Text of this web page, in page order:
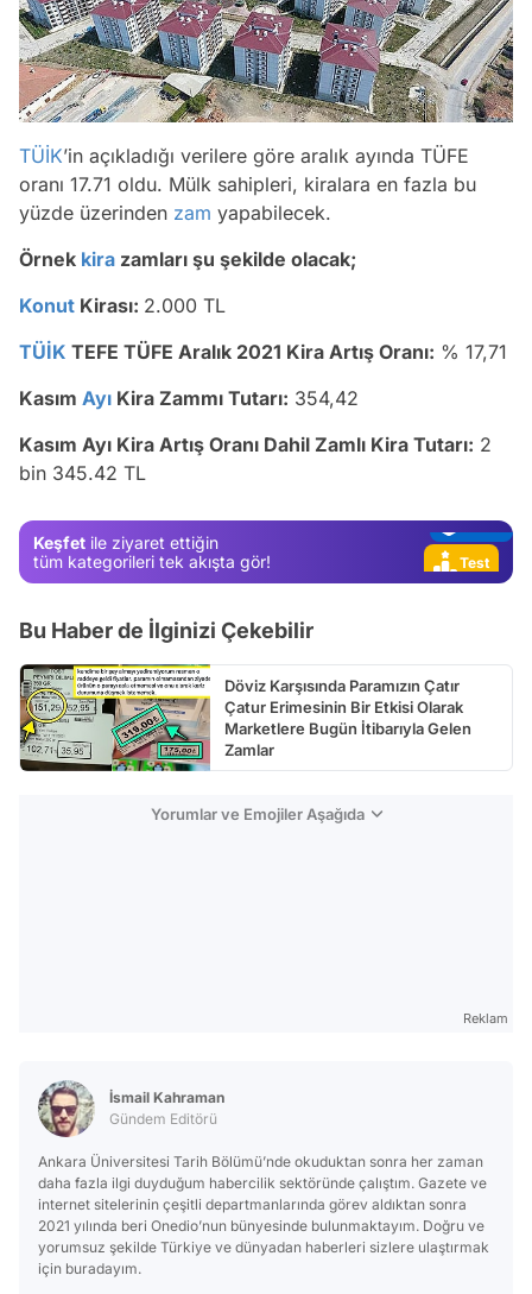
TÜİK’in açıkladığı verilere göre aralık ayında TÜFE
oranı 17.71 oldu. Mülk sahipleri, kiralara en fazla bu
yüzde üzerinden zam yapabilecek.
Örnek kira zamları şu şekilde olacak;
Konut Kirası: 2.000 TL
TÜİK TEFE TÜFE Aralık 2021 Kira Artış Oranı: % 17,71
Kasım Ayı Kira Zammı Tutarı: 354,42
Kasım Ayı Kira Artış Oranı Dahil Zamlı Kira Tutarı: 2
bin 345.42 TL
Keşfet ile ziyaret ettiğin
tüm kategorileri tek akışta gör!
Video
Gündem
Bu Haber de İlginizi Çekebilir
Döviz Karşısında Paramızın Çatır
Çatur Erimesinin Bir Etkisi Olarak
Marketlere Bugün İtibarıyla Gelen
Zamlar
Yorumlar ve Emojiler Aşağıda
Reklam
İsmail Kahraman
Gündem Editörü
Ankara Üniversitesi Tarih Bölümü’nde okuduktan sonra her zaman
daha fazla ilgi duyduğum habercilik sektöründe çalıştım. Gazete ve
internet sitelerinin çeşitli departmanlarında görev aldıktan sonra
2021 yılında beri Onedio’nun bünyesinde bulunmaktayım. Doğru ve
yorumsuz şekilde Türkiye ve dünyadan haberleri sizlere ulaştırmak
için buradayım.